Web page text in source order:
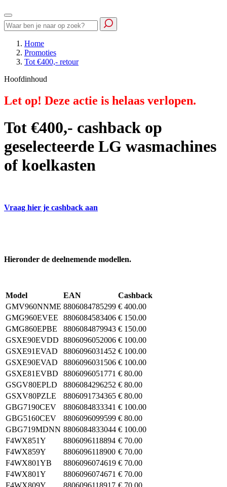
Home
Promoties
Tot €400,- retour
Hoofdinhoud
Let op! Deze actie is helaas verlopen.
Tot €400,- cashback op
geselecteerde LG wasmachines
of koelkasten
Vraag hier je cashback aan
Hieronder de deelnemende modellen.
Model EAN
Cashback
GMV960NNME 8806084785299 € 400.00
GMG960EVEE
8806084583406 € 150.00
GMG860EPBE
8806084879943 € 150.00
GSXE90EVDD 8806096052006 € 100.00
GSXE91EVAD
8806096031452 € 100.00
GSXE90EVAD
8806096031506 € 100.00
GSXE81EVBD
8806096051771 € 80.00
GSGV80EPLD
8806084296252 € 80.00
GSXV80PZLE
8806091734365 € 80.00
GBG7190CEV
8806084833341 € 100.00
GBG5160CEV
8806096099599 € 80.00
GBG719MDNN 8806084833044 € 100.00
F4WX851Y
8806096118894 € 70.00
F4WX859Y
8806096118900 € 70.00
F4WX801YB
8806096074619 € 70.00
F4WX801Y
8806096074671 € 70.00
F4WX809Y
8806096118917 € 70.00